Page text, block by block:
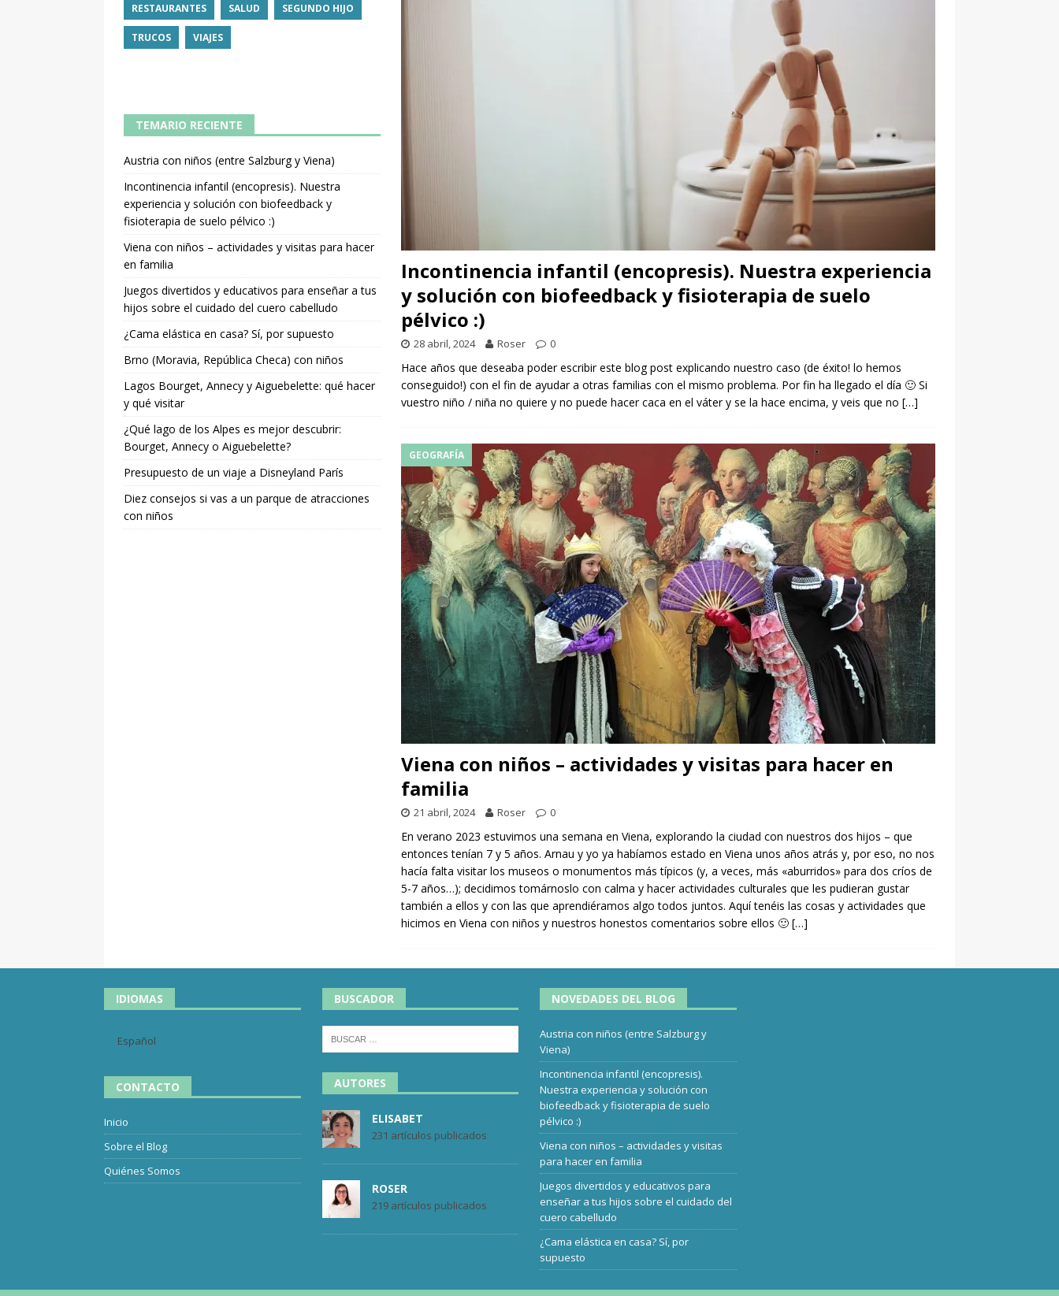
Incontinencia infantil (encopresis). Nuestra experiencia
y solución con biofeedback y fisioterapia de suelo
pélvico :)
28 abril, 2024 Roser 0
Hace años que deseaba poder escribir este blog post explicando nuestro caso (de éxito! lo hemos
conseguido!) con el fin de ayudar a otras familias con el mismo problema. Por fin ha llegado el día 🙂 Si
vuestro niño / niña no quiere y no puede hacer caca en el váter y se la hace encima, y veis que no […]
GEOGRAFÍA
Viena con niños – actividades y visitas para hacer en
familia
21 abril, 2024 Roser 0
En verano 2023 estuvimos una semana en Viena, explorando la ciudad con nuestros dos hijos – que
entonces tenían 7 y 5 años. Arnau y yo ya habíamos estado en Viena unos años atrás y, por eso, no nos
hacía falta visitar los museos o monumentos más típicos (y, a veces, más «aburridos» para dos críos de
5-7 años…); decidimos tomárnoslo con calma y hacer actividades culturales que les pudieran gustar
también a ellos y con las que aprendiéramos algo todos juntos. Aquí tenéis las cosas y actividades que
hicimos en Viena con niños y nuestros honestos comentarios sobre ellos 🙂 […]
RESTAURANTES SALUD SEGUNDO HIJO
TRUCOS VIAJES
TEMARIO RECIENTE
Austria con niños (entre Salzburg y Viena)
Incontinencia infantil (encopresis). Nuestra
experiencia y solución con biofeedback y
fisioterapia de suelo pélvico :)
Viena con niños – actividades y visitas para hacer
en familia
Juegos divertidos y educativos para enseñar a tus
hijos sobre el cuidado del cuero cabelludo
¿Cama elástica en casa? Sí, por supuesto
Brno (Moravia, República Checa) con niños
Lagos Bourget, Annecy y Aiguebelette: qué hacer
y qué visitar
¿Qué lago de los Alpes es mejor descubrir:
Bourget, Annecy o Aiguebelette?
Presupuesto de un viaje a Disneyland París
Diez consejos si vas a un parque de atracciones
con niños
IDIOMAS
Español
CONTACTO
Inicio
Sobre el Blog
Quiénes Somos
BUSCADOR
AUTORES
ELISABET
231 artículos publicados
ROSER
219 artículos publicados
NOVEDADES DEL BLOG
Austria con niños (entre Salzburg y
Viena)
Incontinencia infantil (encopresis).
Nuestra experiencia y solución con
biofeedback y fisioterapia de suelo
pélvico :)
Viena con niños – actividades y visitas
para hacer en familia
Juegos divertidos y educativos para
enseñar a tus hijos sobre el cuidado del
cuero cabelludo
¿Cama elástica en casa? Sí, por
supuesto